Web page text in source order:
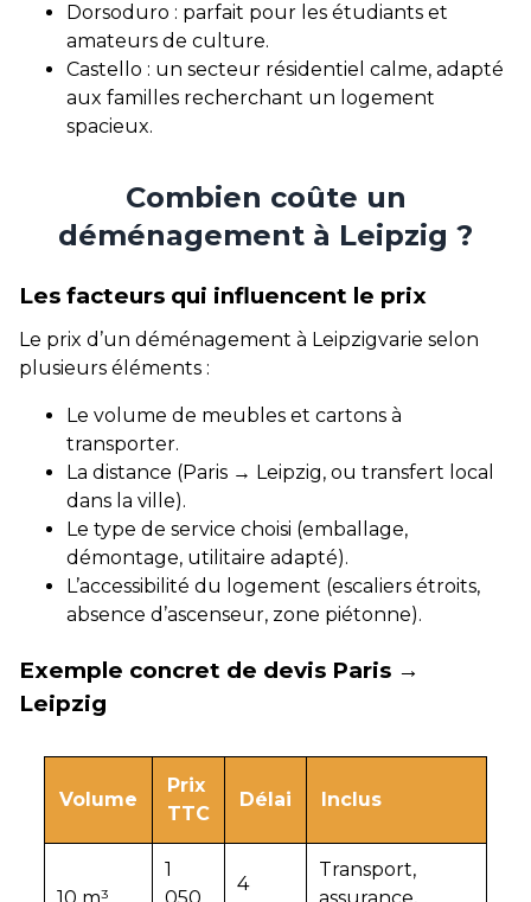
Dorsoduro : parfait pour les étudiants et
amateurs de culture.
Castello : un secteur résidentiel calme, adapté
aux familles recherchant un logement
spacieux.
Combien coûte un
déménagement à Leipzig ?
Les facteurs qui influencent le prix
Le prix d’un déménagement à Leipzigvarie selon
plusieurs éléments :
Le volume de meubles et cartons à
transporter.
La distance (Paris → Leipzig, ou transfert local
dans la ville).
Le type de service choisi (emballage,
démontage, utilitaire adapté).
L’accessibilité du logement (escaliers étroits,
absence d’ascenseur, zone piétonne).
Exemple concret de devis Paris →
Leipzig
Volume
Prix
TTC
Délai Inclus
10 m³
1
050
4
Transport,
assurance,